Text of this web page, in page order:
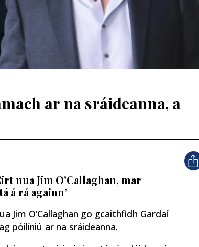
ar na sráideanna, a
nua Jim O’Callaghan, mar
á rá againn’
Jim O’Callaghan go gcaithfidh Gardaí
póilíniú ar na sráideanna.